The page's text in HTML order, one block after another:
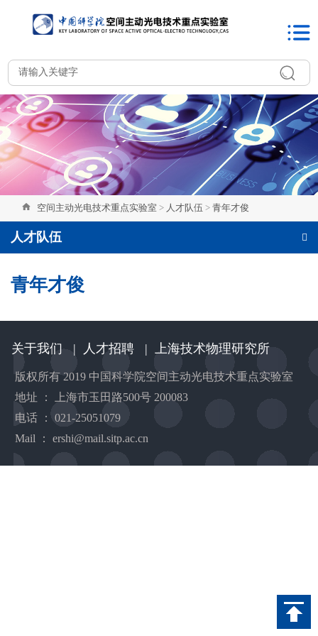
空间主动光电技术重点实验室 > 人才队伍 > 青年才俊
人才队伍
青年才俊
关于我们 | 人才招聘 | 上海技术物理研究所
版权所有 2019 中国科学院空间主动光电技术重点实验室
地址 ： 上海市玉田路500号 200083
电话 ： 021-25051079
Mail ： ershi@mail.sitp.ac.cn